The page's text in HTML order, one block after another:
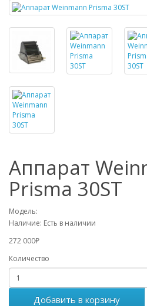
Аппарат
Prisma 30ST
Модель:
Наличие: Есть в наличии
272 000₽
Количество
Добавить в корзину